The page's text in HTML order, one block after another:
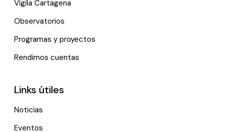
Vigila Cartagena
Observatorios
Programas y proyectos
Rendimos cuentas
Links útiles
Noticias
Eventos